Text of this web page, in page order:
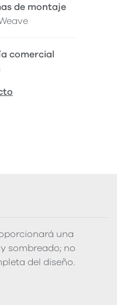
de montaje
comercial
una
sombreado; no
del diseño.